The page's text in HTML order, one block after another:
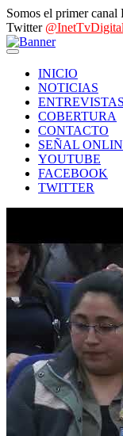
Somos el primer
Twitter @InetTvDigital
INICIO
NOTICIAS
ENTREVISTAS
COBERTURA
CONTACTO
SEÑAL
YOUTUBE
FACEBOOK
TWITTER